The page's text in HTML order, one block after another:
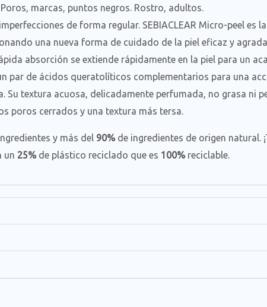
marcas, puntos negros. Rostro, adultos.
de forma regular. SEBIACLEAR Micro-peel es
una nueva forma de cuidado de la piel eficaz y
absorción se extiende rápidamente en la piel para un
par de ácidos queratolíticos complementarios para una
textura acuosa, delicadamente perfumada, no grasa ni
poros cerrados y una textura más tersa.
y más del 90%de ingredientes de origen natural.
un 25%de plástico reciclado que es 100%reciclable.